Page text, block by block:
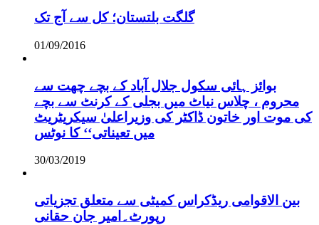
گلگت بلتستان؛ کل سے آج تک
01/09/2016
بوائز ہائی سکول جلال آباد کے بچے چھت سے
محروم ، چلاس نیاٹ میں بجلی کے کرنٹ سے بچے
کی موت اور خاتون ڈاکٹر کی وزیراعلیٰ سیکریٹریٹ
میں تعیناتی‘‘ کا نوٹس
30/03/2019
بین الاقوامی ریڈکراس کمیٹی سے متعلق تجزیاتی
رپورٹ۔امیر جان حقانی